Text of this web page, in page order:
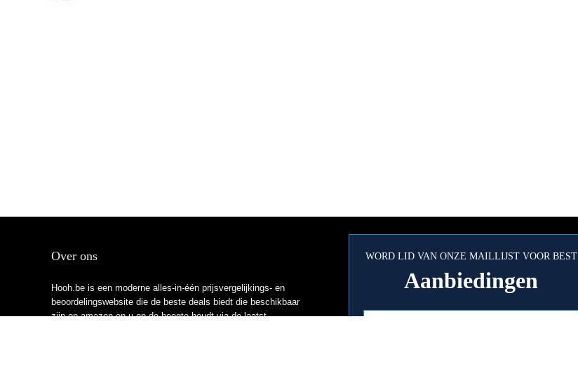
Over ons
Hooh.be is een moderne alles-in-één prijsvergelijkings- en
beoordelingswebsite die de beste deals biedt die beschikbaar
zijn op amazon en u op de hoogte houdt via de laatst
WORD LID VAN ONZE MAILLIJST VOOR BEST
Aanbiedingen